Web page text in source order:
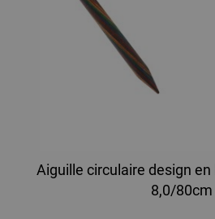
Aiguille circulaire design
8,0/80cm